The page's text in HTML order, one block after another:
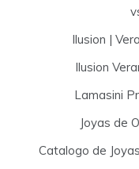
Ilusion |
Ilusion
Lamasini
Joyas de
Catalogo de